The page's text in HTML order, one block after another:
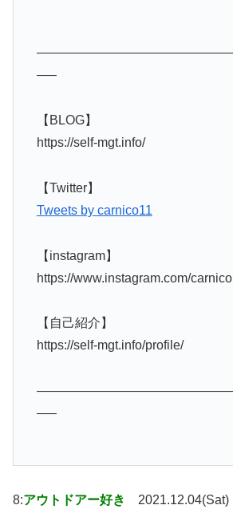
—–
【BLOG】
https://self-mgt.info/
【Twitter】
Tweets by carnico11
【instagram】
https://www.instagram.com/
【自己紹介】
https://self-mgt.info/profile/
—–
8:アウトドアー好き 2021.12.04(Sat)